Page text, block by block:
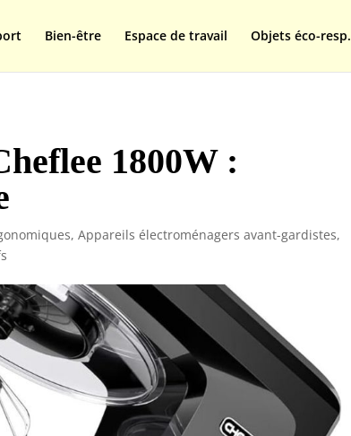
Bien-être Espace de travail Objets éco-resp.
1800W :
,Appareils électroménagers avant-gardistes,